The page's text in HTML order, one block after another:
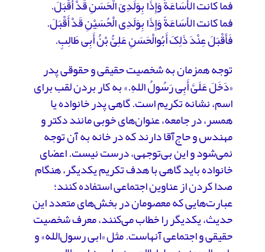
فما کانت الأسَاعَةً وَإِذَا بِوَلَدِیَ الْحَسَنِ قَدْ أَقْبَلَ.
فما کانت الأسَاعَةً وَإِذَا بِوَلَدِى الْحُسَیْنِ قَدْ أَقْبَلَ.
فَأَقْبَلَ عِنْدَ ذَلِکَ أَبُوالْحَسَنِ عَلِیُّ بْنُ أَبِی طَالِبٍ.
توجه همزمان به شخصیت حقیقی و حقوقی پدر
«دَخَلَ عَلَیَّ أَبِی رَسُولُ اللهِ.» به کار بردن لقب برای
اسم، نشانه تکریم است. گاهی پدر خانواده یا
همسر، در جامعه، عنوان‌های خوبی مانند دکتر و
مهندس و حاج‌آقا دارند که در خانه به آن توجه
نمی‌شود و این بی‌توجهی، درست نیست. اعضای
خانواده باید گاهی با هدف تکریم یکدیگر، هنگام
صدا کردن از عناوین اجتماعی استفاده کنند؛
عبارت‌هایی که معصومان در بخش‌های متعدد این
حدیث، یکدیگر را خطاب می‌کنند، معرف شخصیت
حقیقی و اجتماعی آنهاست. مثل «ابی رسول‌الله» و